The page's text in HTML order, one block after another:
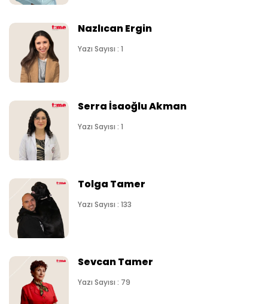
Nazlıcan Ergin
Yazı Sayısı : 1
Serra İsaoğlu Akman
Yazı Sayısı : 1
Tolga Tamer
Yazı Sayısı : 133
Sevcan Tamer
Yazı Sayısı : 79